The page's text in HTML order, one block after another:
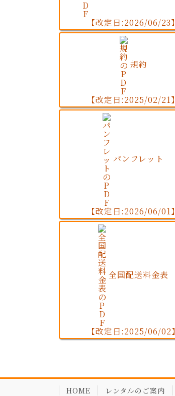
【改定日:2026/06/23】
規約
【改定日:2025/02/21】
パンフレット
【改定日:2026/06/01】
全国配送料金表
【改定日:2025/06/02】
HOME レンタルのご案内